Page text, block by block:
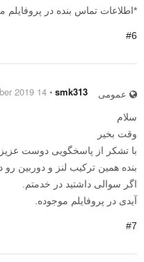
*اطلاعات تماس بنده در پروفایلم
#6
عمومی smk313
⋅
14 September 2019
سلام
وقت بخیر
با تشکر از پاسخگویی دوست
بنده همین ترکیب لنز و دوربین
اگر سوالی داشتید در خدمتم.
آیدی در پروفایلم موجوده.
#7